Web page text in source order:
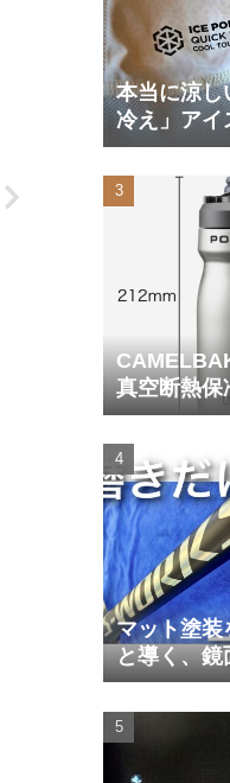
本当に涼し
冷え」アイ
体温計
真空断熱保
マット塗装
と導く、鏡